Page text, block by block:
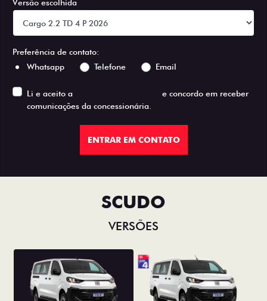
Versão escolhida
Preferência de contato:
Whatsapp
Telefone Email
Li e aceito a
e concordo em receber
comunicações da concessionária.
ENTRAR EM CONTATO
SCUDO
VERSÕES